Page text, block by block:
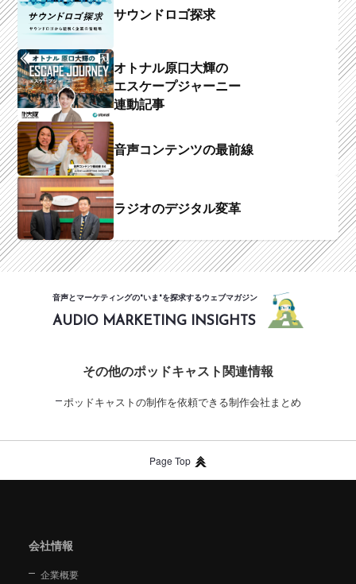
サウンドロゴ探求
オトナル原口大輝の
エスケープジャーニー
連動記事
音声コンテンツの最前線
ラジオのデジタル変革
音声とマーケティングの"いま"を探求するウェブマガジン
AUDIO MARKETING INSIGHTS
その他のポッドキャスト関連情報
ポッドキャストの制作を依頼できる制作会社まとめ
Page Top
会社情報
企業概要